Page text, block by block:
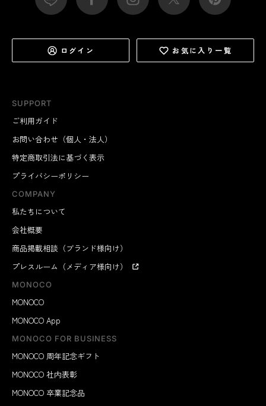
SUPPORT
ご利用ガイド
お問い合わせ（個人・法人）
特定商取引法に基づく表示
プライバシーポリシー
COMPANY
私たちについて
会社概要
商品掲載相談（ブランド様向け）
プレスルーム（メディア様向け）
MONOCO
MONOCO
MONOCO App
MONOCO FOR BUSINESS
MONOCO 周年記念ギフト
MONOCO 社内表彰
MONOCO 卒業記念品
ログイン お気に入り一覧